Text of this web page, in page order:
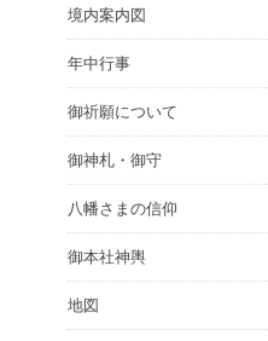
境内案内図
年中行事
御祈願について
御神札・御守
八幡さまの信仰
御本社神輿
地図